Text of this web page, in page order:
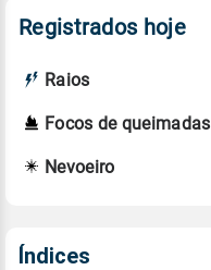
Registrados hoje
Raios
Focos de queimadas
Nevoeiro
Índices